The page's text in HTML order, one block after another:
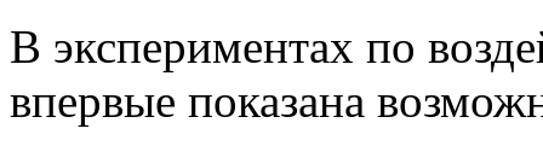
В экспериментах по
впервые показана